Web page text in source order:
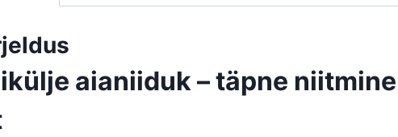
aianiiduk – täpne